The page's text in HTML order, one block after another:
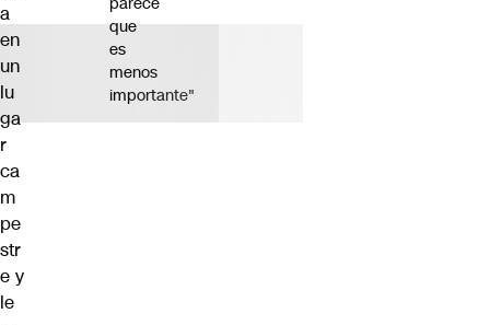
a
en
un
lu
ga
r
ca
m
pe
str
e y
le
que
es
menos
importante"